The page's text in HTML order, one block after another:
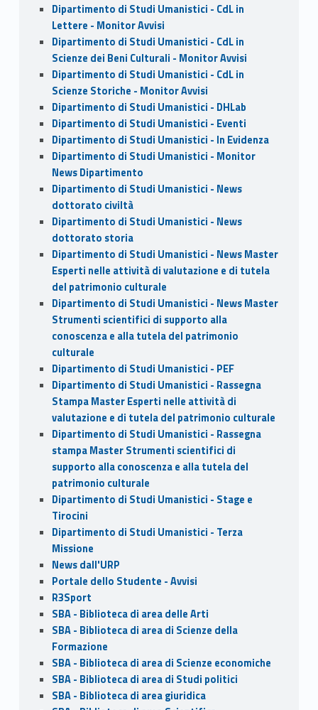
Dipartimento di Studi Umanistici - CdL in
Lettere - Monitor Avvisi
Dipartimento di Studi Umanistici - CdL in
Scienze dei Beni Culturali - Monitor Avvisi
Dipartimento di Studi Umanistici - CdL in
Scienze Storiche - Monitor Avvisi
Dipartimento di Studi Umanistici - DHLab
Dipartimento di Studi Umanistici - Eventi
Dipartimento di Studi Umanistici - In Evidenza
Dipartimento di Studi Umanistici - Monitor
News Dipartimento
Dipartimento di Studi Umanistici - News
dottorato civiltà
Dipartimento di Studi Umanistici - News
dottorato storia
Dipartimento di Studi Umanistici - News Master
Esperti nelle attività di valutazione e di tutela
del patrimonio culturale
Dipartimento di Studi Umanistici - News Master
Strumenti scientifici di supporto alla
conoscenza e alla tutela del patrimonio
culturale
Dipartimento di Studi Umanistici - PEF
Dipartimento di Studi Umanistici - Rassegna
Stampa Master Esperti nelle attività di
valutazione e di tutela del patrimonio culturale
Dipartimento di Studi Umanistici - Rassegna
stampa Master Strumenti scientifici di
supporto alla conoscenza e alla tutela del
patrimonio culturale
Dipartimento di Studi Umanistici - Stage e
Tirocini
Dipartimento di Studi Umanistici - Terza
Missione
News dall'URP
Portale dello Studente - Avvisi
R3Sport
SBA - Biblioteca di area delle Arti
SBA - Biblioteca di area di Scienze della
Formazione
SBA - Biblioteca di area di Scienze economiche
SBA - Biblioteca di area di Studi politici
SBA - Biblioteca di area giuridica